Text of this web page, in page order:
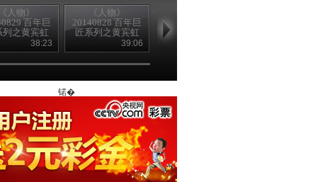
《人物》
百年巨
列之黄宾虹
38:23
《人物》
20140828 百年巨
匠系列之黄宾虹
39:06
20140822 百年巨
匠系列之徐悲鸿
锘�